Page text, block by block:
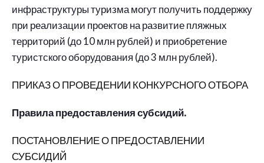
инфраструктуры туризма могут получить поддержку
при реализации проектов на развитие пляжных
территорий (до 10 млн рублей) и приобретение
туристского оборудования (до 3 млн рублей).
ПРИКАЗ О ПРОВЕДЕНИИ КОНКУРСНОГО ОТБОРА
Правила предоставления субсидий.
ПОСТАНОВЛЕНИЕ О ПРЕДОСТАВЛЕНИИ
СУБСИДИЙ